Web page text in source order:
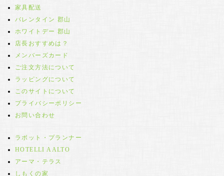
家具配送
バレンタイン 郡山
ホワイトデー 郡山
店長おすすめは？
メンバーズカード
ご注文方法について
ラッピングについて
このサイトについて
プライバシーポリシー
お問い合わせ
ラボット・プランナー
HOTELLI AALTO
アーマ・テラス
しもくの家